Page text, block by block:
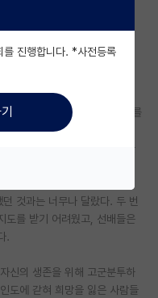
거웠다. 새로운 지식의 세계를
있다는 기대감에 너무 들떠
진진했다. 수업을 듣고, 밤늦
웠다.
것과는 너무나 달랐다. 두 번
도를 받기 어려웠고, 선배들은
.
신의 생존을 위해 고군분투하
도에 갇혀 희망을 잃은 사람들
를 진행합니다. *사전등록